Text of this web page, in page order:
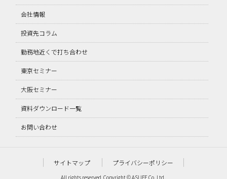
会社情報
投資先コラム
勤務地近くで打ち合わせ
東京セミナー
大阪セミナー
資料ダウンロード一覧
お問い合わせ
サイトマップ プライバシーポリシー
All rights reserved, Copyright © ASLIFE Co.,Ltd.